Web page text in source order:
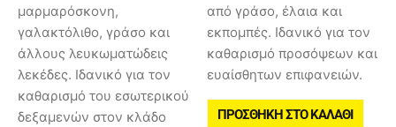
μαρμαρόσκονη,
γαλακτόλιθο, γράσο και
άλλους λευκωματώδεις
λεκέδες. Ιδανικό για τον
καθαρισμό του εσωτερικού
δεξαμενών στον κλάδο
από γράσο, έλαια και
εκπομπές. Ιδανικό για τον
καθαρισμό προσόψεων και
ευαίσθητων επιφανειών.
ΠΡΟΣΘΉΚΗ ΣΤΟ ΚΑΛΆΘΙ